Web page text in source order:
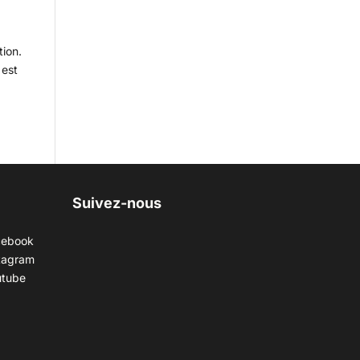
Suivez-nous